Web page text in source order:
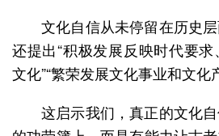
文化自信从未停留在历史
还提出“积极发展反映时代要
文化”“繁荣发展文化事业和文化
这启示我们，真正的文化